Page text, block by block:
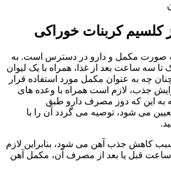
کلسیم کربنات خوراکی
صورت مکمل و دارو در دسترس است. به
تا سه ساعت بعد از غذا، همراه با یک لیوان
چه به عنوان مکمل مورد استفاده قرار
جذب، لازم است همراه با وعده های
به این که دوز مصرف دارو طبق
می شود، توصیه می گردد آن را با
کاهش جذب آهن می شود، بنابراین لازم
قبل یا بعد از مصرف آن، مکمل آهن